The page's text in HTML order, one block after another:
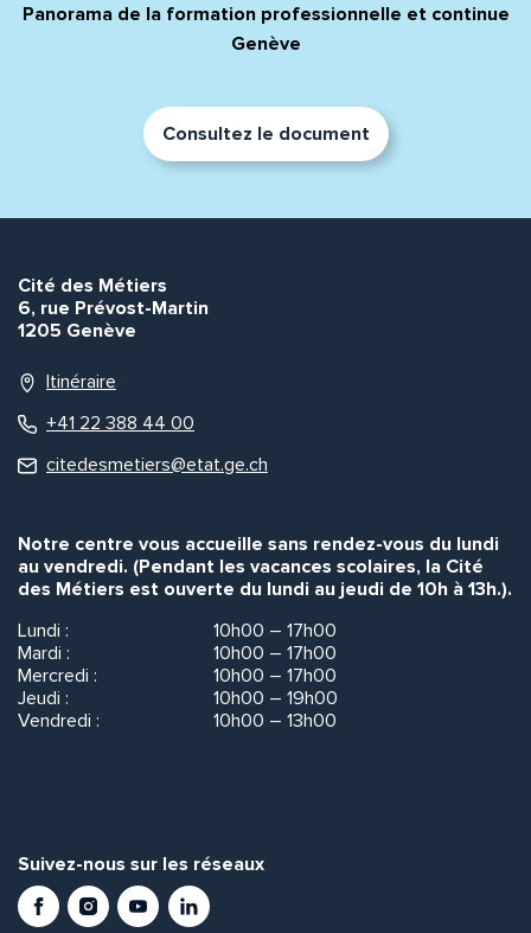
Panorama de la formation professionnelle et continue
Genève
Consultez le document
Cité des Métiers
6, rue Prévost-Martin
1205 Genève
Itinéraire
+41 22 388 44 00
citedesmetiers@etat.ge.ch
Notre centre vous accueille sans rendez-vous du lundi
au vendredi. (Pendant les vacances scolaires, la Cité
des Métiers est ouverte du lundi au jeudi de 10h à 13h.).
Lundi :
10h00 – 17h00
Mardi :
10h00 – 17h00
Mercredi :
10h00 – 17h00
Jeudi :
10h00 – 19h00
Vendredi :
10h00 – 13h00
Suivez-nous sur les réseaux
FacebookInstagramYoutubeLinkedIn